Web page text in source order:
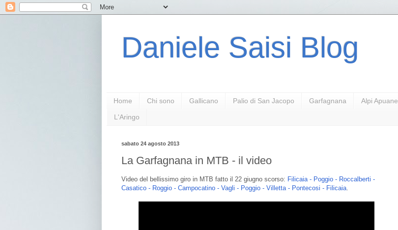
Daniele Saisi Blog
Home Chi sono Gallicano Palio di San Jacopo Garfagnana Alpi Apuane
L'Aringo
sabato 24 agosto 2013
La Garfagnana in MTB - il video
Video del bellissimo giro in MTB fatto il 22 giugno scorso: Filicaia - Poggio - Roccalberti -
Casatico - Roggio - Campocatino - Vagli - Poggio - Villetta - Pontecosi - Filicaia.